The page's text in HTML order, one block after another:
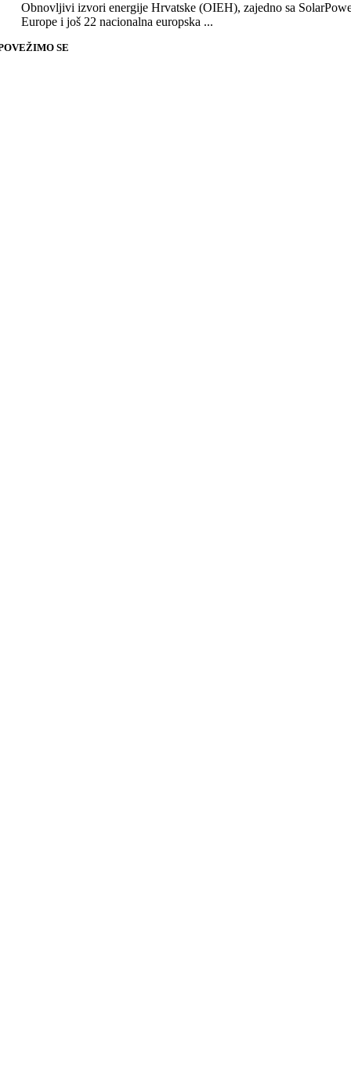
Obnovljivi izvori energije Hrvatske (OIEH), zajedno sa
Europe i još 22 nacionalna europska ...
SE